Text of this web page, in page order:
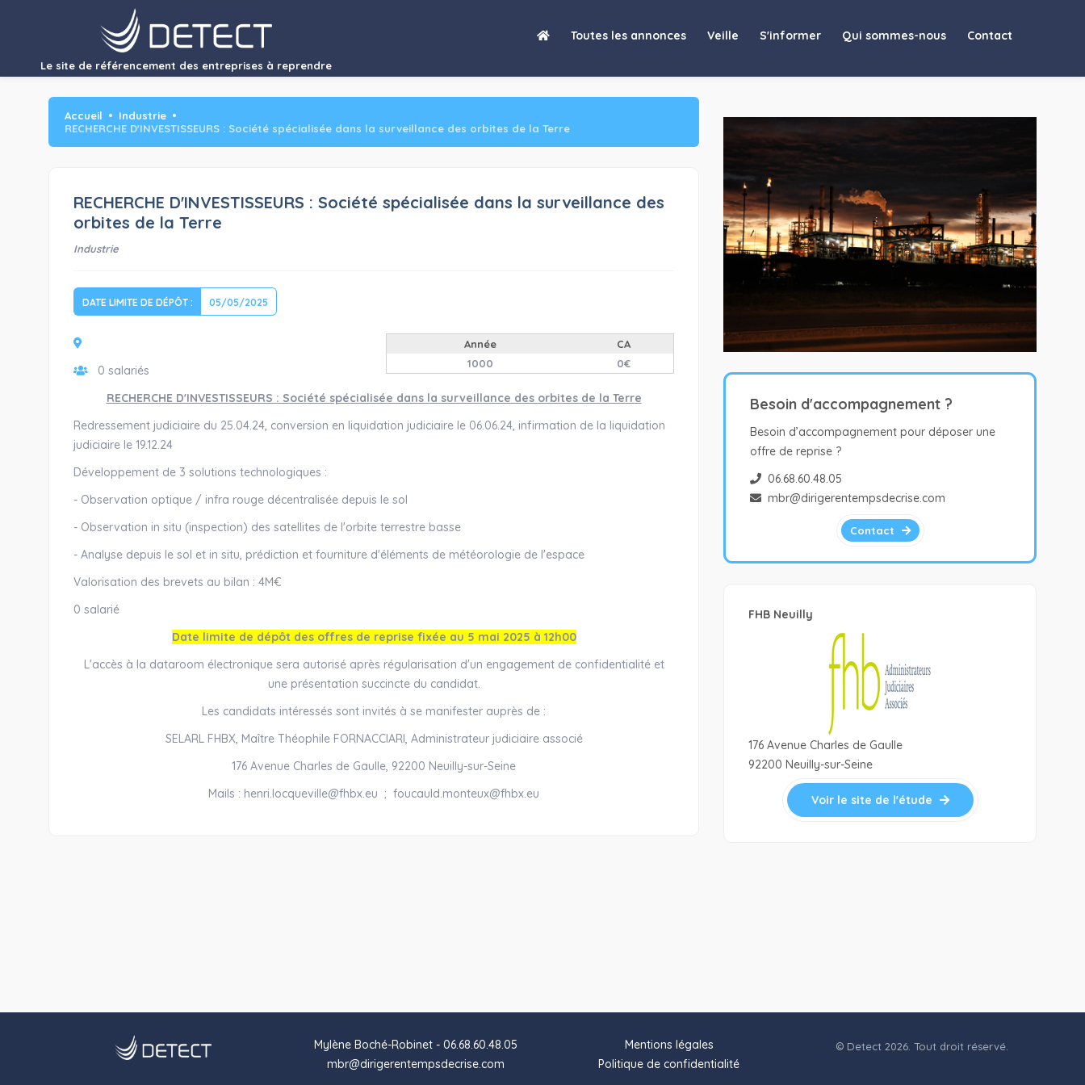
Le site de référencement des entreprises à reprendre
Toutes les annonces Veille S'informer Qui sommes-nous Contact
Accueil
Industrie
RECHERCHE D'INVESTISSEURS : Société spécialisée dans la surveillance des orbites de la Terre
RECHERCHE D'INVESTISSEURS : Société spécialisée dans la surveillance des
orbites de la Terre
Industrie
DATE LIMITE DE DÉPÔT : 05/05/2025
0 salariés
Année
CA
1000
0€
RECHERCHE D'INVESTISSEURS : Société spécialisée dans la surveillance des orbites de la Terre
Redressement judiciaire du 25.04.24, conversion en liquidation judiciaire le 06.06.24, infirmation de la liquidation
judiciaire le 19.12.24
Développement de 3 solutions technologiques :
- Observation optique / infra rouge décentralisée depuis le sol
- Observation in situ (inspection) des satellites de l'orbite terrestre basse
- Analyse depuis le sol et in situ, prédiction et fourniture d'éléments de météorologie de l'espace
Valorisation des brevets au bilan : 4M€
0 salarié
Date limite de dépôt des offres de reprise fixée au 5 mai 2025 à 12h00
L'accès à la dataroom électronique sera autorisé après régularisation d'un engagement de confidentialité et
une présentation succincte du candidat.
Les candidats intéressés sont invités à se manifester auprès de :
SELARL FHBX, Maître Théophile FORNACCIARI, Administrateur judiciaire associé
176 Avenue Charles de Gaulle, 92200 Neuilly-sur-Seine
Mails : henri.locqueville@fhbx.eu ; foucauld.monteux@fhbx.eu
Besoin d'accompagnement ?
Besoin d’accompagnement pour déposer une
offre de reprise ?
06.68.60.48.05
mbr@dirigerentempsdecrise.com
Contact
FHB Neuilly
176 Avenue Charles de Gaulle
92200 Neuilly-sur-Seine
Voir le site de l'étude
Mylène Boché-Robinet - 06.68.60.48.05
mbr@dirigerentempsdecrise.com
Mentions légales
Politique de confidentialité
© Detect 2026. Tout droit réservé.